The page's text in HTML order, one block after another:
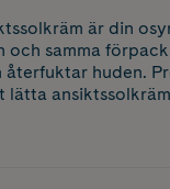
är din
och samma
återfuktar huden.